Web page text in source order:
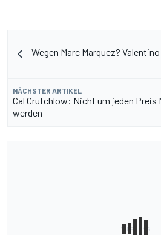
Wegen Marc Marquez?
NÄCHSTER ARTIKEL
Cal Crutchlow: Nicht um jeden
werden